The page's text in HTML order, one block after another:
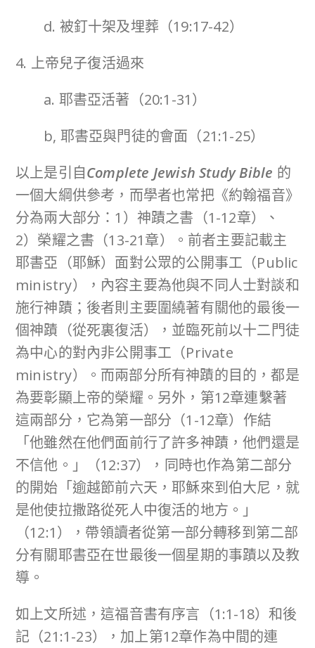
d. 被釘十架及埋葬（19:17-42）
4. 上帝兒子復活過來
a. 耶書亞活著（20:1-31）
b, 耶書亞與門徒的會面（21:1-25）
以上是引自Complete Jewish Study Bible 的
一個大綱供參考，而學者也常把《約翰福音》
分為兩大部分：1）神蹟之書（1-12章）、
2）榮耀之書（13-21章）。前者主要記載主
耶書亞（耶穌）面對公眾的公開事工（Public
ministry），內容主要為他與不同人士對談和
施行神蹟；後者則主要圍繞著有關他的最後一
個神蹟（從死裏復活），並臨死前以十二門徒
為中心的對內非公開事工（Private
ministry）。而兩部分所有神蹟的目的，都是
為要彰顯上帝的榮耀。另外，第12章連繫著
這兩部分，它為第一部分（1-12章）作結
「他雖然在他們面前行了許多神蹟，他們還是
不信他。」（12:37），同時也作為第二部分
的開始「逾越節前六天，耶穌來到伯大尼，就
是他使拉撒路從死人中復活的地方。」
（12:1），帶領讀者從第一部分轉移到第二部
分有關耶書亞在世最後一個星期的事蹟以及教
導。
如上文所述，這福音書有序言（1:1-18）和後
記（21:1-23），加上第12章作為中間的連